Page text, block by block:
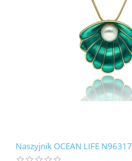
Naszyjnik OCEAN LIFE N96317